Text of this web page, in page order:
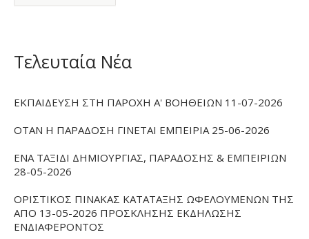
Τελευταία Νέα
ΕΚΠΑΙΔΕΥΣΗ ΣΤΗ ΠΑΡΟΧΗ Α' ΒΟΗΘΕΙΩΝ 11-07-2026
ΟΤΑΝ Η ΠΑΡΑΔΟΣΗ ΓΙΝΕΤΑΙ ΕΜΠΕΙΡΙΑ 25-06-2026
ΕΝΑ ΤΑΞΙΔΙ ΔΗΜΙΟΥΡΓΙΑΣ, ΠΑΡΑΔΟΣΗΣ & ΕΜΠΕΙΡΙΩΝ
28-05-2026
ΟΡΙΣΤΙΚΟΣ ΠΙΝΑΚΑΣ ΚΑΤΑΤΑΞΗΣ ΩΦΕΛΟΥΜΕΝΩΝ ΤΗΣ
ΑΠΟ 13-05-2026 ΠΡΟΣΚΛΗΣΗΣ ΕΚΔΗΛΩΣΗΣ
ΕΝΔΙΑΦΕΡΟΝΤΟΣ